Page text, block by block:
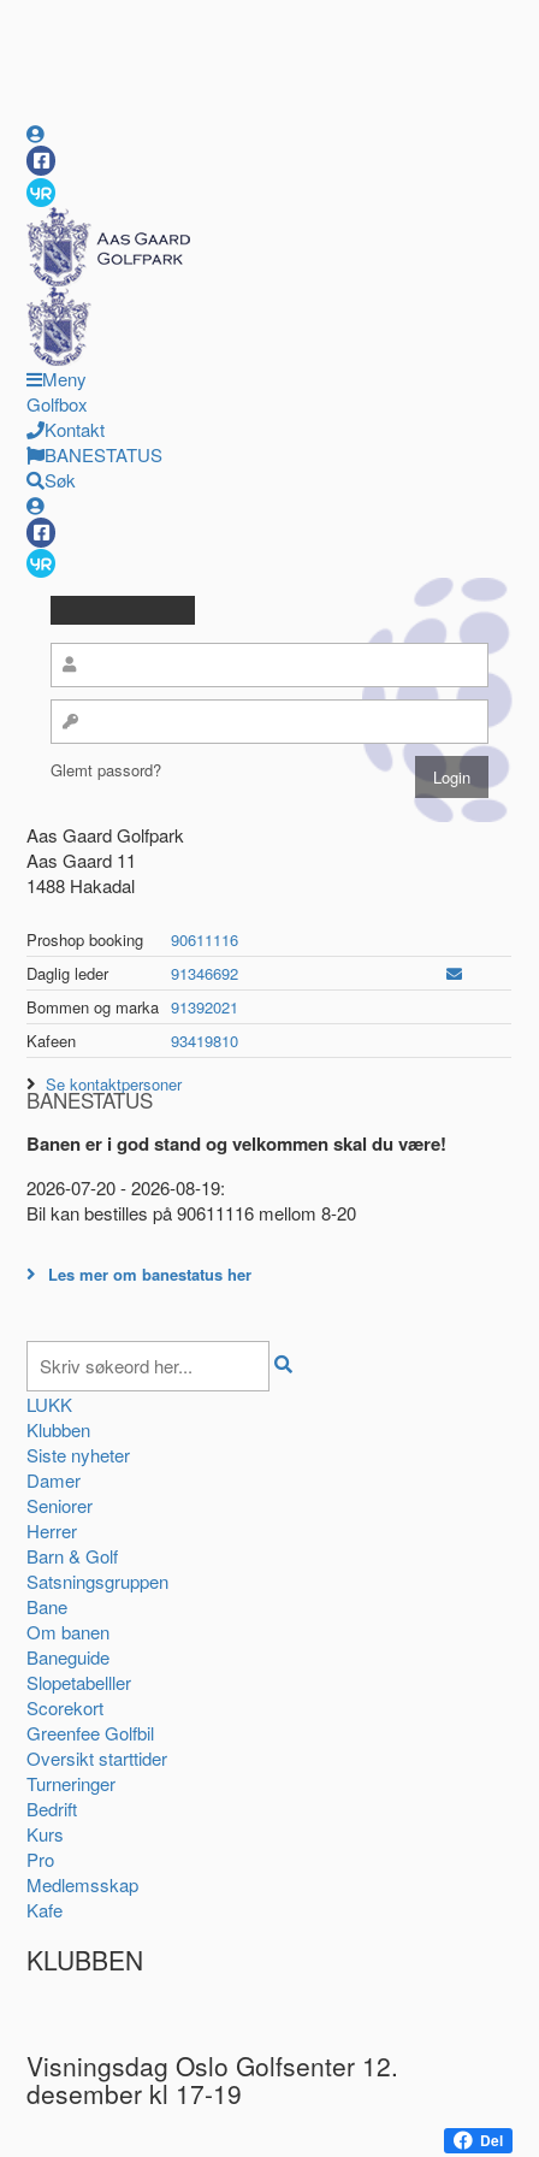
Meny
Golfbox
Kontakt
BANESTATUS
Søk
Glemt passord?
Aas Gaard Golfpark
Aas Gaard 11
1488 Hakadal
Proshop booking
90611116
Daglig leder
91346692
Bommen og marka 91392021
Kafeen
93419810
Se kontaktpersoner
BANESTATUS
Banen er i god stand og velkommen skal du være!
2026-07-20 - 2026-08-19:
Bil kan bestilles på 90611116 mellom 8-20
Les mer om banestatus her
LUKK
Klubben
Siste nyheter
Damer
Seniorer
Herrer
Barn & Golf
Satsningsgruppen
Bane
Om banen
Baneguide
Slopetabelller
Scorekort
Greenfee Golfbil
Oversikt starttider
Turneringer
Bedrift
Kurs
Pro
Medlemsskap
Kafe
KLUBBEN
Visningsdag Oslo Golfsenter 12.
desember kl 17-19
Del